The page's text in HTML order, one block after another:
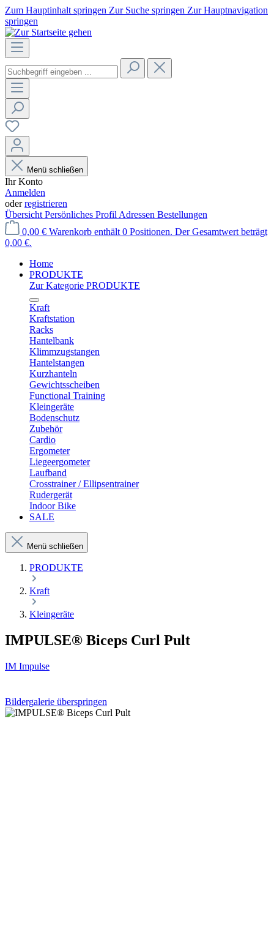
Zum Hauptinhalt springen Zur Suche springen Zur Hauptnavigation
springen
Menü schließen
Ihr Konto
Anmelden
oderregistrieren
Übersicht Persönliches Profil Adressen Bestellungen
0,00 € Warenkorb enthält 0 Positionen. Der Gesamtwert beträgt
0,00 €.
Home
PRODUKTE
Zur Kategorie PRODUKTE
Kraft
Kraftstation
Racks
Hantelbank
Klimmzugstangen
Hantelstangen
Kurzhanteln
Gewichtsscheiben
Functional Training
Kleingeräte
Bodenschutz
Zubehör
Cardio
Ergometer
Liegeergometer
Laufband
Crosstrainer / Ellipsentrainer
Rudergerät
Indoor Bike
SALE
Menü schließen
PRODUKTE
Kraft
Kleingeräte
IMPULSE® Biceps Curl Pult
IM Impulse
Bildergalerie überspringen